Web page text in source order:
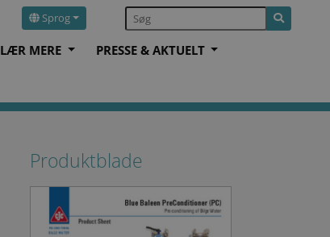
Sprog
LÆR MERE
PRESSE & AKTUELT
Produktblade